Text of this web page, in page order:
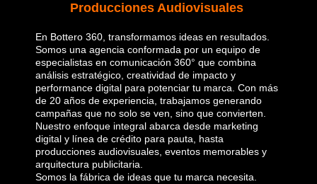
Producciones Audiovisuales
En Bottero 360, transformamos ideas en resultados.
Somos una agencia conformada por un equipo de
especialistas en comunicación 360° que combina
análisis estratégico, creatividad de impacto y
performance digital para potenciar tu marca. Con más
de 20 años de experiencia, trabajamos generando
campañas que no solo se ven, sino que convierten.
Nuestro enfoque integral abarca desde marketing
digital y línea de crédito para pauta, hasta
producciones audiovisuales, eventos memorables y
arquitectura publicitaria.
Somos la fábrica de ideas que tu marca necesita.